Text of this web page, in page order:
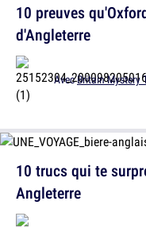
10 preuves
d'Angleterre
AvecBritain Mystery
10 trucs qui te
Angleterre